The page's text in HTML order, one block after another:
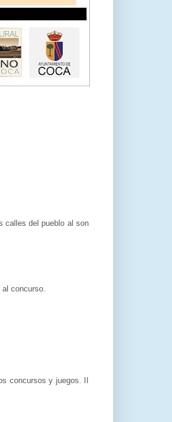
calles del pueblo al son
concurso.
concursos y juegos. II